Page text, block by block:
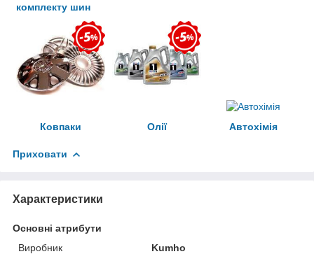
комплекту шин
Ковпаки Олії Автохімія
Приховати
Характеристики
Основні атрибути
Виробник
Kumho